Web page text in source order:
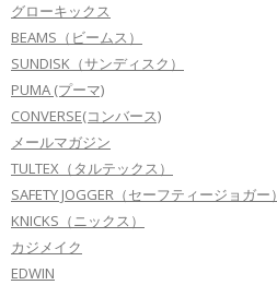
グローキックス
BEAMS（ビームス）
SUNDISK（サンディスク）
PUMA (プーマ)
CONVERSE(コンバース)
メールマガジン
TULTEX（タルテックス）
SAFETY JOGGER（セーフティージョガー）
KNICKS（ニックス）
カジメイク
EDWIN